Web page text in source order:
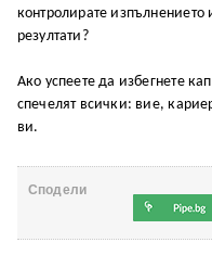
контролирате
резултати?
Ако успеете да избегнете
спечелят всички: вие,
ви.
Сподели